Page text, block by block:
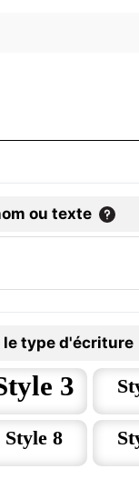
ou texte
le type d'écriture
3
Style 8